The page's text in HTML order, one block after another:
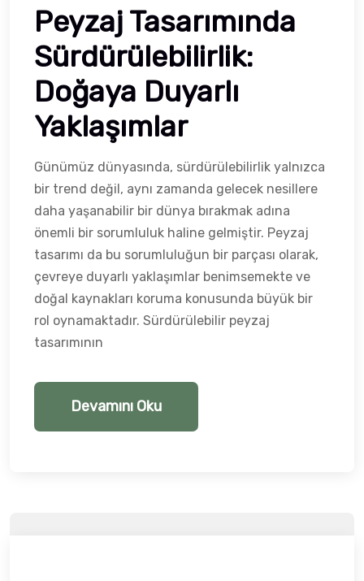
Peyzaj Tasarımında
Sürdürülebilirlik:
Doğaya Duyarlı
Yaklaşımlar
Günümüz dünyasında, sürdürülebilirlik yalnızca
bir trend değil, aynı zamanda gelecek nesillere
daha yaşanabilir bir dünya bırakmak adına
önemli bir sorumluluk haline gelmiştir. Peyzaj
tasarımı da bu sorumluluğun bir parçası olarak,
çevreye duyarlı yaklaşımlar benimsemekte ve
doğal kaynakları koruma konusunda büyük bir
rol oynamaktadır. Sürdürülebilir peyzaj
tasarımının
Devamını Oku